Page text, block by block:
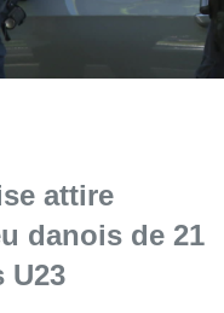
attire
danois de 21
U23